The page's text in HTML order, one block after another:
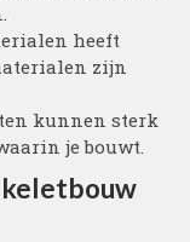
heeft
zijn
kunnen sterk
je bouwt.